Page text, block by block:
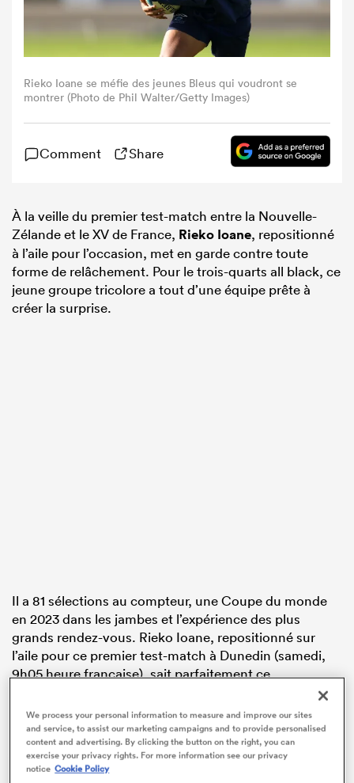
Rieko Ioane se méfie des jeunes Bleus qui voudront se
montrer (Photo de Phil Walter/Getty Images)
Comment Share
À la veille du premier test-match entre la Nouvelle-
Zélande et le XV de France, Rieko Ioane, repositionné
à l’aile pour l’occasion, met en garde contre toute
forme de relâchement. Pour le trois-quarts all black, ce
jeune groupe tricolore a tout d’une équipe prête à
créer la surprise.
Il a 81 sélections au compteur, une Coupe du monde
en 2023 dans les jambes et l’expérience des plus
grands rendez-vous. Rieko Ioane, repositionné sur
l’aile pour ce premier test-match à Dunedin (samedi,
9h05 heure française), sait parfaitement ce
qu’implique un choc face à la France. Même sans ses
cadres habituels, le XV deFranceconserve selon lui les
ingrédients d’un danger très sérieux.
Rencontre
We process your personal information to measure and improve our sites
and service, to assist our marketing campaigns and to provide personalised
content and advertising. By clicking the button on the right, you can
exercise your privacy rights. For more information see our privacy
notice Cookie Policy